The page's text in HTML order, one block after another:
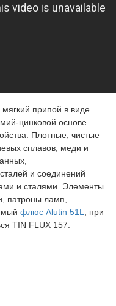
припой в виде
цинковой основе.
Плотные, чистые
сплавов, меди и
и соединений
и сталями. Элементы
патроны ламп,
флюс Alutin 51L
, при
TIN FLUX 157.